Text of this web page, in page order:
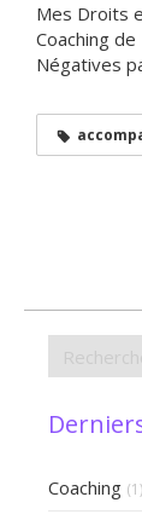
Mes Droits
Coaching
Négatives
Coaching (1)